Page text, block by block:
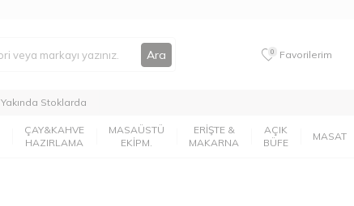
Ara 0 Favorilerim
Yakında Stoklarda
ÇAY&KAHVE
HAZIRLAMA
MASAÜSTÜ
EKİPM.
ERİŞTE &
MAKARNA
AÇIK
BÜFE
MASAT